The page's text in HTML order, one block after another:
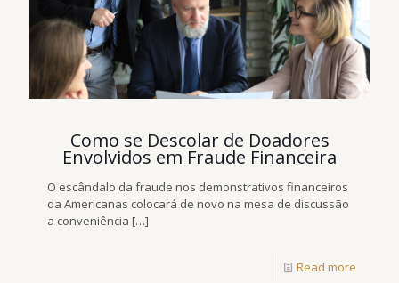
Como se Descolar de Doadores
Envolvidos em Fraude Financeira
O escândalo da fraude nos demonstrativos financeiros
da Americanas colocará de novo na mesa de discussão
a conveniência […]
Read more